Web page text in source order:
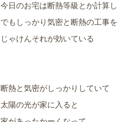
今日のお宅は断熱等級とか計算
でもしっかり気密と断熱の工事
じゃけんそれが効いている
断熱と気密がしっかりしていて
太陽の光が家に入ると